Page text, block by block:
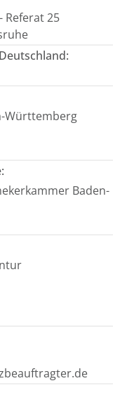
Referat 25
Württemberg
Baden-